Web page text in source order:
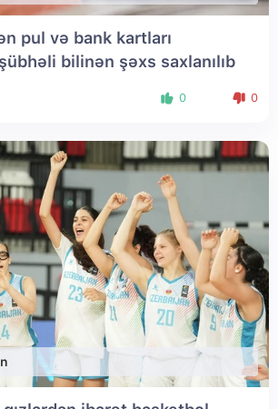
pul və bank kartları
bilinən şəxs saxlanılıb
0 0